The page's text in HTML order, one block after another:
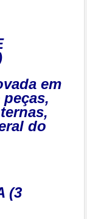
em
do
(3